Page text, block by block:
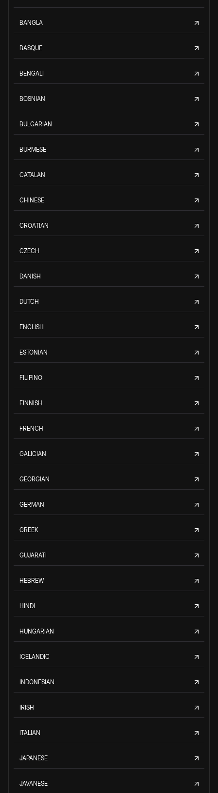
BANGLA
BASQUE
BENGALI
BOSNIAN
BULGARIAN
BURMESE
CATALAN
CHINESE
CROATIAN
CZECH
DANISH
DUTCH
ENGLISH
ESTONIAN
FILIPINO
FINNISH
FRENCH
GALICIAN
GEORGIAN
GERMAN
GREEK
GUJARATI
HEBREW
HINDI
HUNGARIAN
ICELANDIC
INDONESIAN
IRISH
ITALIAN
JAPANESE
JAVANESE